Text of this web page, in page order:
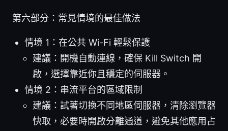
第六部分：常見情境的最佳做法
情境 1：在公共 Wi-Fi 輕鬆保護
建議：開機自動連線，確保 Kill Switch 開
啟，選擇靠近你且穩定的伺服器。
情境 2：串流平台的區域限制
建議：試著切換不同地區伺服器，清除瀏覽器
快取，必要時開啟分離通道，避免其他應用占